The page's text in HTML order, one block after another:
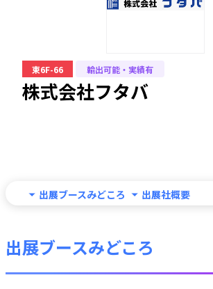
東6F-66 輸出可能・実績有
株式会社フタバ
出展ブースみどころ 出展社概要
出展ブースみどころ